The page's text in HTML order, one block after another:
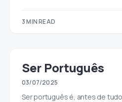
3 MIN READ
Ser Português
03/07/2025
Ser português é, antes de